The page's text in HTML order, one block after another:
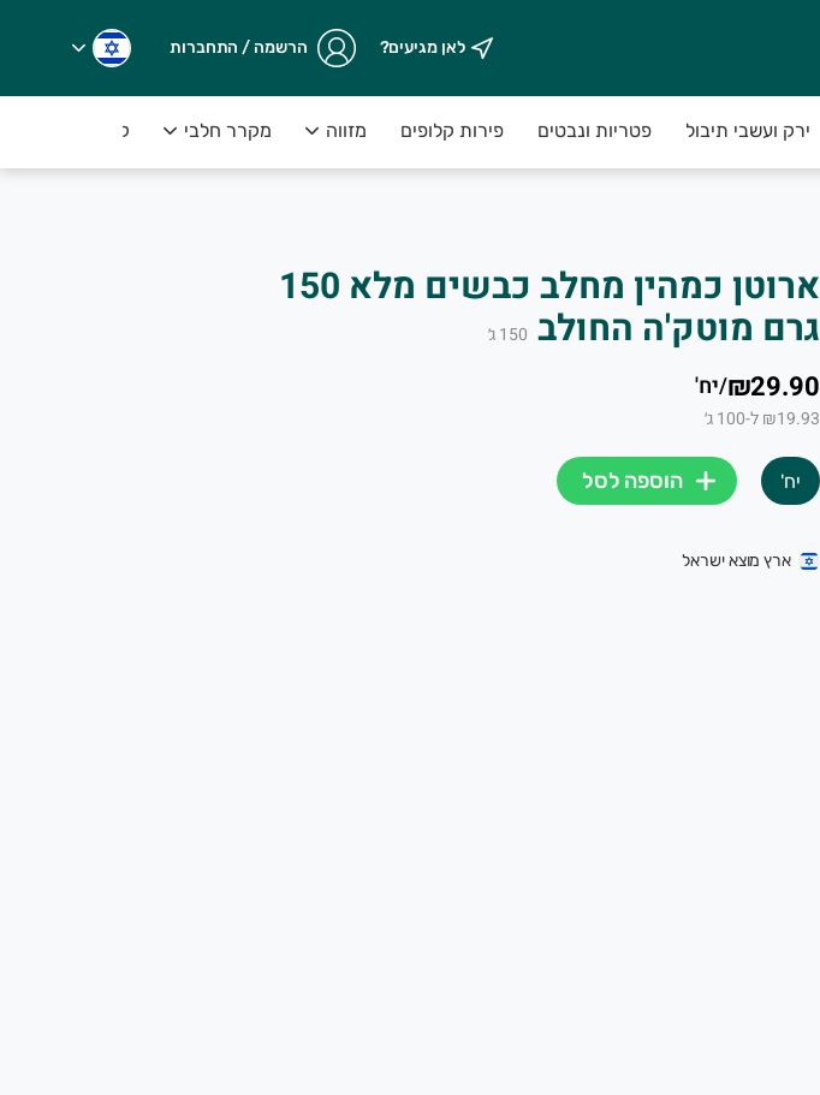
לאן מגיעים? הרשמה / התחברות
ירק ועשבי תיבול פטריות ונבטים פירות קלופים מזווה מקרר חלבי קפואים
ארוטן כמהין מחלב כבשים מלא 150
גרם מוטק'ה החולב 150ג׳
₪29.90
/יח'
₪19.93 ל-100 ג׳
יח' הוספה לסל
ארץ מוצא ישראל